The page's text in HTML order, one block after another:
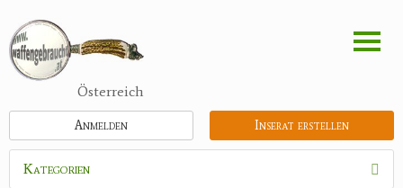
zum
Inhalt
Österreich
Inserat erstellen
Anmelden
Kategorien